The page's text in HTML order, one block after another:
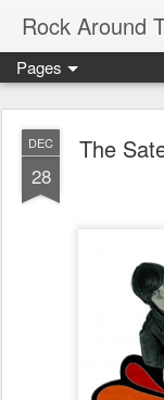
Rock Around
Pages
DEC
28
The